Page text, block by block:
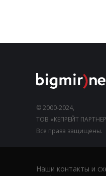
© 2000-2024,
ТОВ «КЕПРЕЙТ
Все права защищены.
Наши контакты и